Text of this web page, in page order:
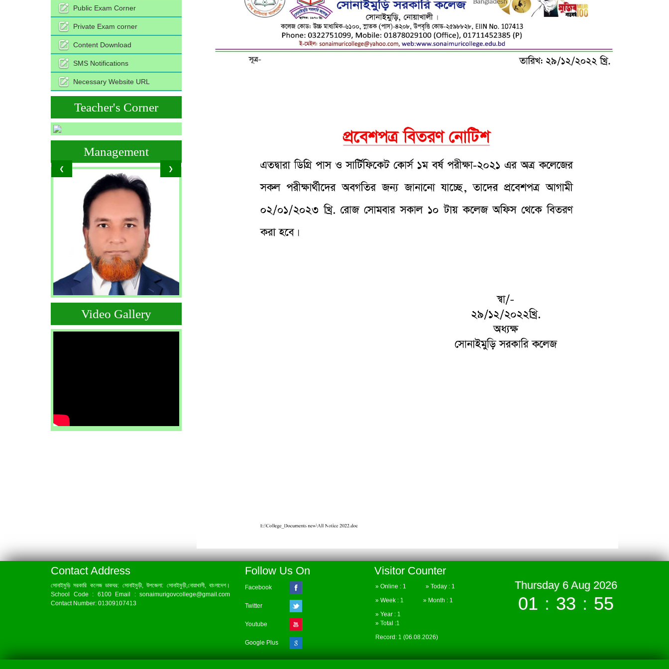
Public Exam Corner
Private Exam corner
Content Download
SMS Notifications
Necessary Website URL
Teacher's Corner
❮ ❯
Management
Video Gallery
Contact Address
সোনাইমুড়ি সরকারি কলেজ ডাকঘর: সোনাইমুড়ী, উপজেলা: সোনাইমুড়ী,নোয়াখালী, বাংলাদেশ।
School Code : 6100 Email : sonaimurigovcollege@gmail.com
Contact Number: 01309107413
Follow Us On
Facebook
Twitter
Youtube
Google Plus
Visitor Counter
» Online : 1 » Today : 1
» Week : 1 » Month : 1
» Year : 1
» Total :1
Record: 1 (06.08.2026)
Thursday 6 Aug 2026
01 : 33 : 55